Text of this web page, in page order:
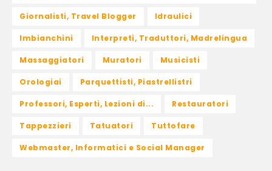
Giornalisti, Travel Blogger Idraulici
Imbianchini Interpreti, Traduttori, Madrelingua
Massaggiatori Muratori Musicisti
Orologiai Parquettisti, Piastrellistri
Professori, Esperti, Lezioni di... Restauratori
Tappezzieri Tatuatori Tuttofare
Webmaster, Informatici e Social Manager